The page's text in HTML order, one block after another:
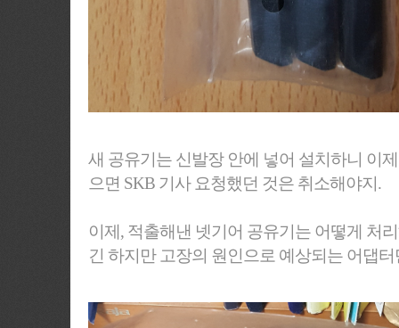
새 공유기는 신발장 안에 넣어 설치하니 이
으면 SKB 기사 요청했던 것은 취소해야지.
이제, 적출해낸 넷기어 공유기는 어떻게 처
긴 하지만 고장의 원인으로 예상되는 어댑